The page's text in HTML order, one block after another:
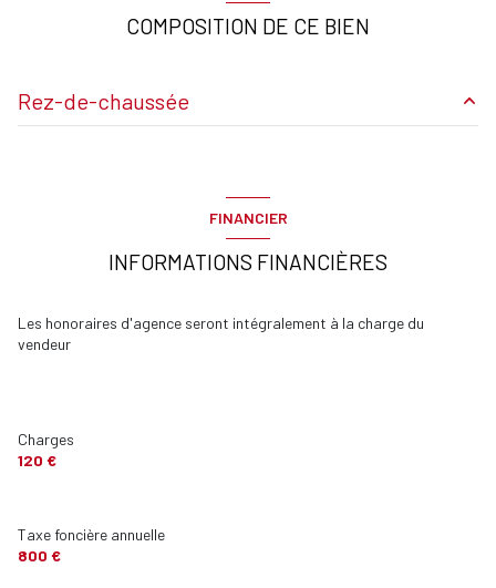
COMPOSITION DE CE BIEN
Rez-de-chaussée
Placard
FINANCIER
INFORMATIONS FINANCIÈRES
Les honoraires d'agence seront intégralement à la charge du
vendeur
Charges
120 €
Taxe foncière annuelle
800 €